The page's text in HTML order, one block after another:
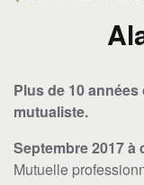
Plus de 10 années
mutualiste.
Septembre 2017 à
Mutuelle